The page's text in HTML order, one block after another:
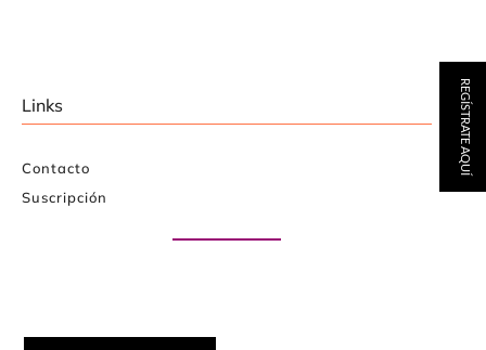
Links
Contacto
Suscripción
REGÍSTRATE AQUÍ